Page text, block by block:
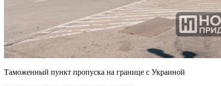
Таможенный пункт пропуска на границе с Украиной